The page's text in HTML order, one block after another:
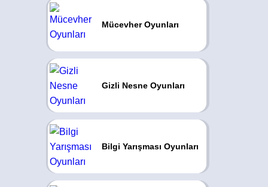
Mücevher Oyunları
Gizli Nesne Oyunları
Bilgi Yarışması Oyunları